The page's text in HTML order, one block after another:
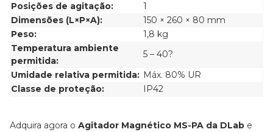
Posições de agitação:
1
Dimensões (L×P×A):
150 × 260 × 80 mm
Peso:
1,8 kg
Temperatura ambiente
permitida:
5 – 40?
Umidade relativa permitida: Máx. 80% UR
Classe de proteção:
IP42
Adquira agora o Agitador Magnético MS-PA da DLab e